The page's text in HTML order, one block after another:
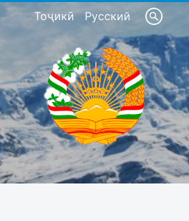
Тоҷикӣ Русский